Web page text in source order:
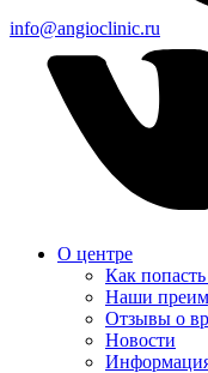
info@angioclinic.ru
О центре
Как
Наши
Отзывы о
Новости